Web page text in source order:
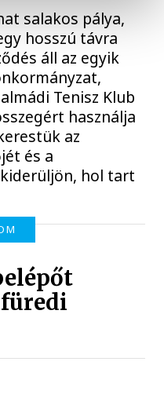
salakos pálya,
hosszú távra
áll az egyik
Tenisz Klub
használja
az
és a
hol tart